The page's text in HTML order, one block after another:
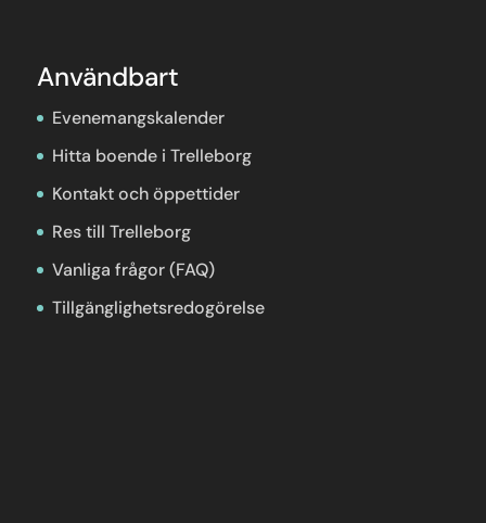
Användbart
Evenemangskalender
Hitta boende i Trelleborg
Kontakt och öppettider
Res till Trelleborg
Vanliga frågor (FAQ)
Tillgänglighetsredogörelse